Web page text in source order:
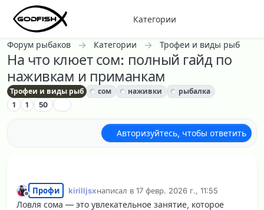
Перейти к содержанию
Категории
Форум рыбаков Категории Трофеи и виды рыб
На что клюет сом: полный гайд по
наживкам и приманкам
Трофеи и виды рыб сом наживки
рыбалка
1
1 50
Авторизуйтесь, чтобы ответить
Не в сети
Профи kirilljsxнаписал в 17 февр. 2026 г., 11:55
отредактировано
Ловля сома — это увлекательное занятие, которое